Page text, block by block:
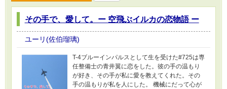
その手で、愛して。ー 空飛ぶイルカの恋物語 ー
ユーリ(佐伯瑠璃)
T-4ブルーインパルスとして生を受けた#725は専
任整備士の青井翼に恋をした。彼の手の温もり
が好き、その手が私に愛を教えてくれた。その
手の温もりが私を人にした。 機械にだって心が